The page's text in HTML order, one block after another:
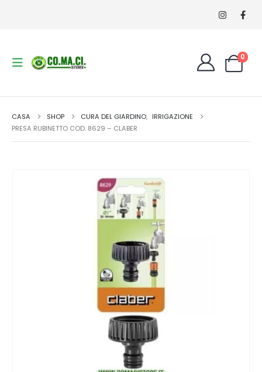
0
CASA SHOP CURA DEL GIARDINO, IRRIGAZIONE
PRESA RUBINETTO COD. 8629 – CLABER